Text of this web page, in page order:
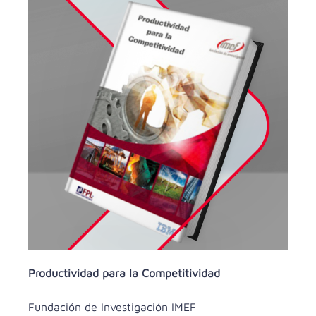
Productividad para la Competitividad
Fundación de Investigación IMEF